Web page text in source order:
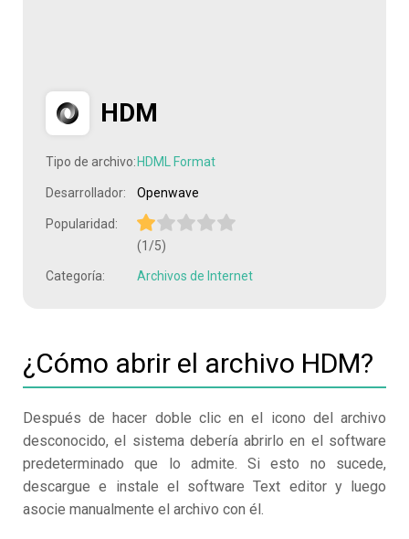
HDM
Tipo de archivo: HDML Format
Desarrollador: Openwave
Popularidad:
(1/5)
Categoría: Archivos de Internet
¿Cómo abrir el archivo HDM?
Después de hacer doble clic en el icono del archivo
desconocido, el sistema debería abrirlo en el software
predeterminado que lo admite. Si esto no sucede,
descargue e instale el software Text editor y luego
asocie manualmente el archivo con él.